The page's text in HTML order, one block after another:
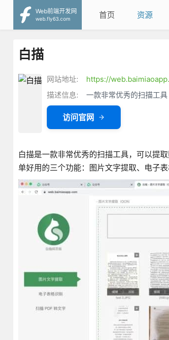
Web前端开发网
web.fly63.com
首页 资源
白描
网站地址:
https://
描述信息:
一款非常优秀的扫描工具
访问官网
白描是一款非常优秀的扫描工具，可以提
单好用的三个功能：图片文字提取、电子